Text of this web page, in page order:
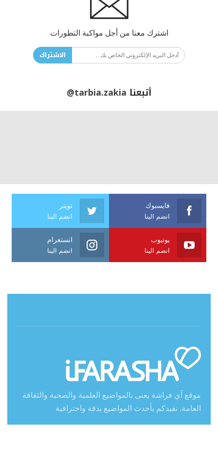
اشترك معنا من أجل مواكبة التطورات
الاشتراك
أتبعنا @tarbia.zakia
فايسبوك
انضم الينا
تويتر
انضم الينا
يوتيوب
انضم الينا
انستغرام
انضم الينا
موقع آي فراشة يعنى بالمواضيع العلمية والصحية والثقافة
العامة. نفيدكم بأحدث المواضيع بدقة واحترافية